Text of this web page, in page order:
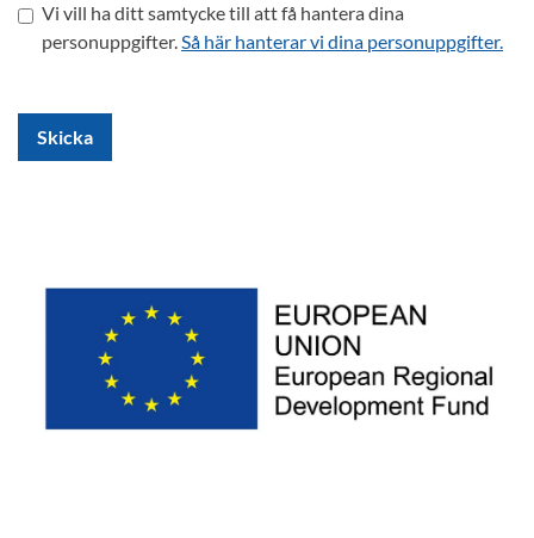
Vi vill ha ditt samtycke till att få hantera dina
personuppgifter.Så här hanterar vi dina personuppgifter.
Skicka